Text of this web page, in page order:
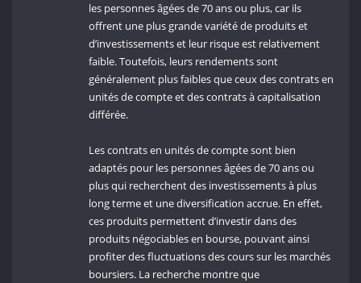
les personnes âgées de 70 ans ou plus, car ils
offrent une plus grande variété de produits et
d’investissements et leur risque est relativement
faible. Toutefois, leurs rendements sont
généralement plus faibles que ceux des contrats en
unités de compte et des contrats à capitalisation
différée.
Les contrats en unités de compte sont bien
adaptés pour les personnes âgées de 70 ans ou
plus qui recherchent des investissements à plus
long terme et une diversification accrue. En effet,
ces produits permettent d’investir dans des
produits négociables en bourse, pouvant ainsi
profiter des fluctuations des cours sur les marchés
boursiers. La recherche montre que